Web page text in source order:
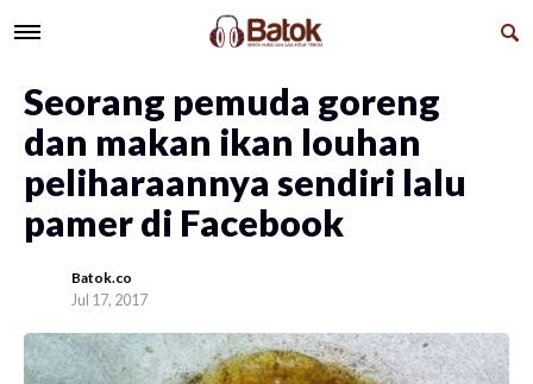
Seorang pemuda goreng
dan makan ikan louhan
peliharaannya sendiri lalu
pamer di Facebook
Batok.co
Jul 17, 2017